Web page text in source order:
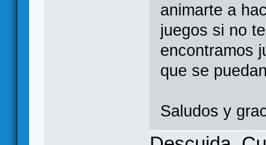
animarte a
juegos si no
encontramos
que se
Saludos y